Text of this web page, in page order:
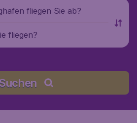
fliegen Sie ab?
fliegen?